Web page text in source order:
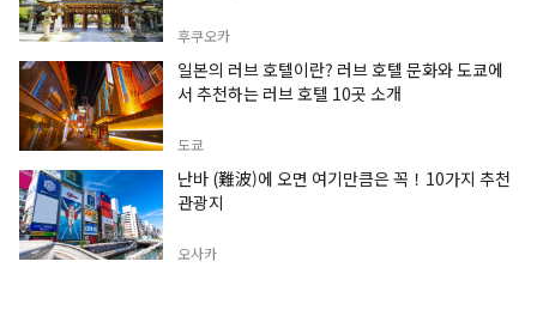
후쿠오카
일본의 러브 호텔이란? 러브 호텔 문화와 도쿄에
서 추천하는 러브 호텔 10곳 소개
도쿄
난바 (難波)에 오면 여기만큼은 꼭！10가지 추천
관광지
오사카